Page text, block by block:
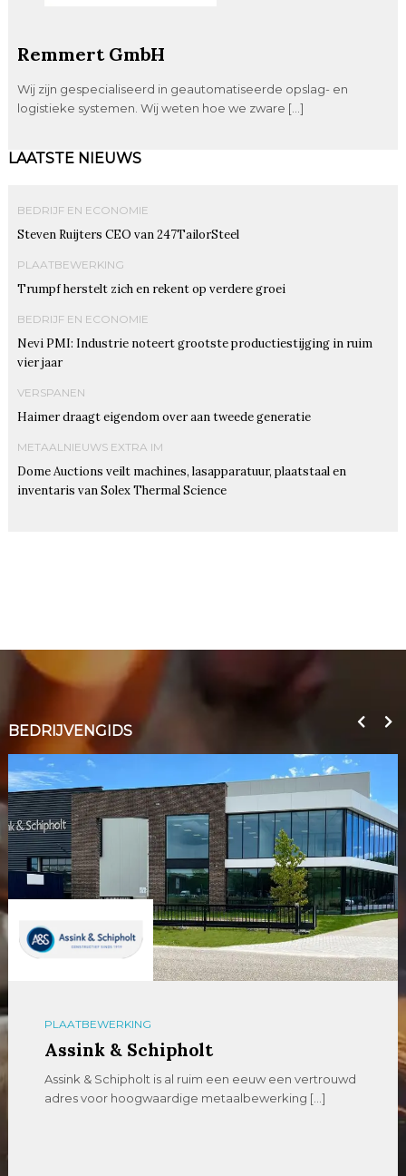
Remmert GmbH
Wij zijn gespecialiseerd in geautomatiseerde opslag- en
logistieke systemen. Wij weten hoe we zware […]
LAATSTE NIEUWS
BEDRIJF EN ECONOMIE
Steven Ruijters CEO van 247TailorSteel
PLAATBEWERKING
Trumpf herstelt zich en rekent op verdere groei
BEDRIJF EN ECONOMIE
Nevi PMI: Industrie noteert grootste productiestijging in ruim
vier jaar
VERSPANEN
Haimer draagt eigendom over aan tweede generatie
METAALNIEUWS EXTRA IM
Dome Auctions veilt machines, lasapparatuur, plaatstaal en
inventaris van Solex Thermal Science
BEDRIJVENGIDS
PLAATBEWERKING
Assink & Schipholt
Assink & Schipholt is al ruim een eeuw een vertrouwd
adres voor hoogwaardige metaalbewerking […]